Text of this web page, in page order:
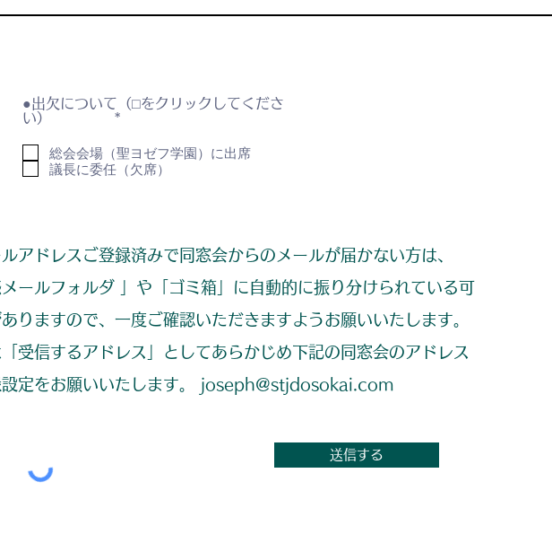
●出欠について（⬜︎をクリックしてくださ
い）
*
項
目
総会会場（聖ヨゼフ学園）に出席
議長に委任（欠席）
ルアドレスご登録済みで同窓会からのメールが届かない方は、
メールフォルダ 」や「ゴミ箱」に自動的に振り分けられている可
りますので、一度ご確認いただきますようお願いいたします。
受信するアドレス」としてあらかじめ下記の同窓会のアドレス
設定をお願いいたします。 joseph@stjdosokai.com
送信する